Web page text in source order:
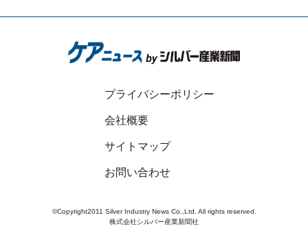
プライバシーポリシー
会社概要
サイトマップ
お問い合わせ
©Copyright2011 Silver Industry News Co.,Ltd. All rights reserved.
株式会社シルバー産業新聞社